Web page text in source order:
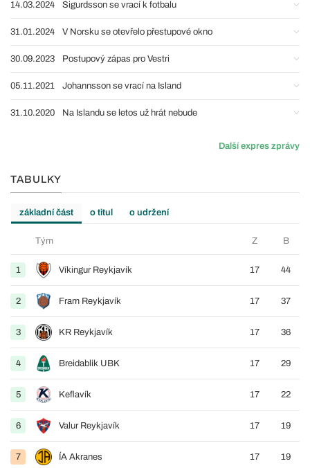
14.03.2024 Sigurdsson se vrací k fotbalu
31.01.2024 V Norsku se otevřelo přestupové okno
30.09.2023 Postupový zápas pro Vestri
05.11.2021 Johannsson se vrací na Island
31.10.2020 Na Islandu se letos už hrát nebude
Další expres zprávy
TABULKY
základní část o titul o udržení
Tým Z B
1 Víkingur Reykjavík 17 44
2 Fram Reykjavík 17 37
3 KR Reykjavík 17 36
4 Breidablik UBK 17 29
5 Keflavík 17 22
6 Valur Reykjavík 17 19
7 ÍA Akranes 17 19